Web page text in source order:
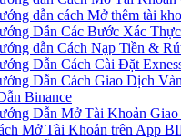
dẫn cách Mở thêm tài
Dẫn Các Bước Xác
dẫn Cách Nạp Tiền &
Dẫn Cách Cài Đặt
Dẫn Cách Giao Dịch
Binance
Dẫn Mở Tài Khoản Giao
Mở Tài Khoản trên App